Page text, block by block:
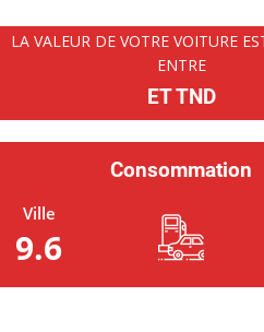
LA VALEUR DE VOTRE VOITURE
ENTRE
ET TND
Consommation
Ville
9.6